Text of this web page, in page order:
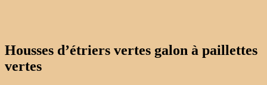
Housses d’étriers vertes galon à paillettes
vertes